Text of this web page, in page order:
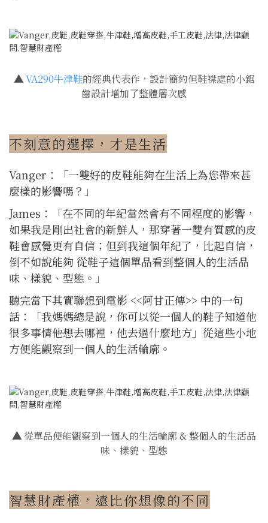
▲VA290牛津鞋的經典代表作，設計簡約但鞋襟處的小鋸
齒設計增加了整體層次感
不刻意的選擇，才是生活
Vanger：「一雙好的皮鞋能夠在生活上為您帶來甚
麼樣的影響嗎？」
James：「在不同的年紀當然會有不同程度的影響，
如果我是剛出社會的新鮮人，那穿著一雙有質感的皮
鞋會感覺更有自信；但到我這個年紀了，比起自信，
倒不如說能夠 從鞋子這個單品看到整個人的生活品
味、樣貌、型態。」
聽完當下其實聯想到電影 <<阿甘正傳>> 中的一句
話：「我媽媽總是說，你可以從一個人的鞋子知道他
很多事情――他想去哪裡，他去過什麼地方」從這些小地
方便能觀察到一個人的生活輪廓。
▲從單品便能觀察到一個人的生活輪廓 & 整個人的生活品
味、樣貌、型態
智慧財產權，遠比你想像的不同